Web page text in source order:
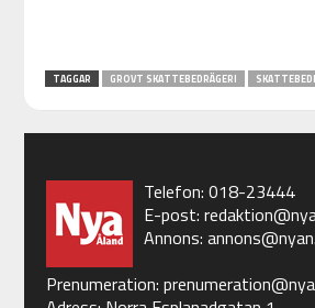
TAGGAR GROVT SKATTEBEDRÄGERI
Telefon: 018-23444
E-post:
Annons:
Prenumeration: